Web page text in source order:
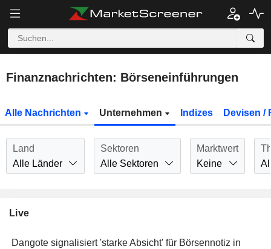
Finanznachrichten: Börseneinführungen
Alle Nachrichten Unternehmen Indizes Devisen /
Land
Alle Länder
Sektoren
Alle Sektoren
Marktwert
Keine
Live
Dangote signalisiert 'starke Absicht' für Börsennotiz in